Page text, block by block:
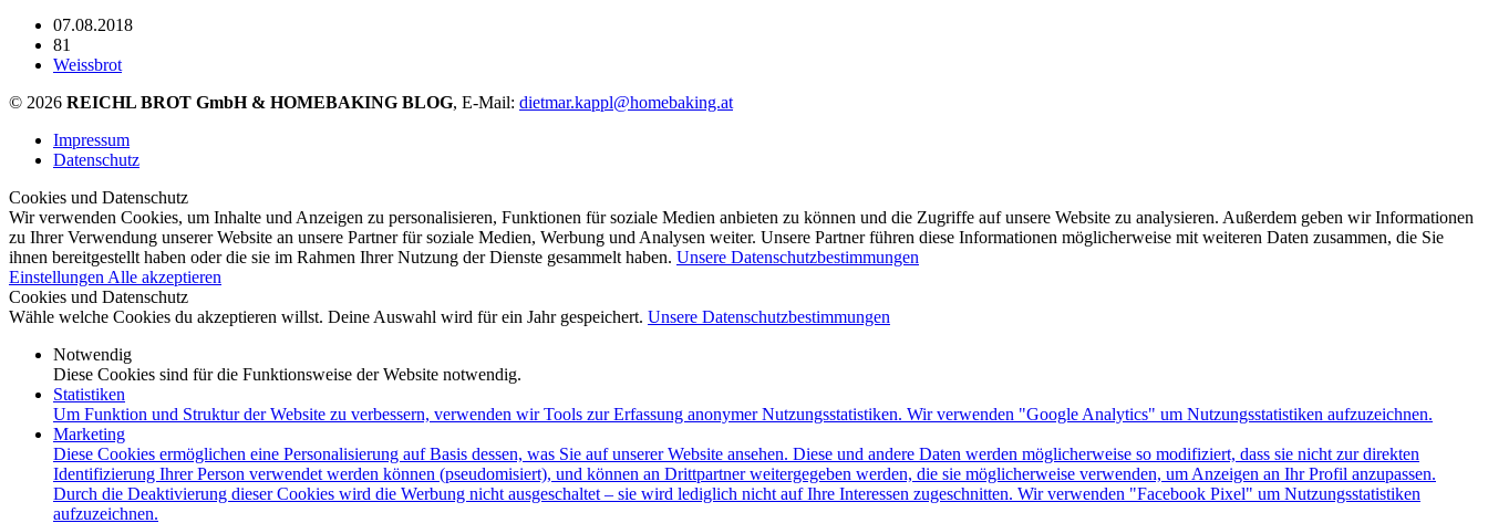
07.08.2018
81
Weissbrot
© 2026 REICHL BROT GmbH & HOMEBAKING BLOG, E-Mail: dietmar.kappl@homebaking.at
Impressum
Datenschutz
Cookies und Datenschutz
Wir verwenden Cookies, um Inhalte und Anzeigen zu personalisieren, Funktionen für soziale Medien anbieten zu können und die Zugriffe auf unsere Website zu analysieren. Außerdem geben wir Informationen
zu Ihrer Verwendung unserer Website an unsere Partner für soziale Medien, Werbung und Analysen weiter. Unsere Partner führen diese Informationen möglicherweise mit weiteren Daten zusammen, die Sie
ihnen bereitgestellt haben oder die sie im Rahmen Ihrer Nutzung der Dienste gesammelt haben. Unsere Datenschutzbestimmungen
Einstellungen Alle akzeptieren
Cookies und Datenschutz
Wähle welche Cookies du akzeptieren willst. Deine Auswahl wird für ein Jahr gespeichert. Unsere Datenschutzbestimmungen
Notwendig
Diese Cookies sind für die Funktionsweise der Website notwendig.
Statistiken
Um Funktion und Struktur der Website zu verbessern, verwenden wir Tools zur Erfassung anonymer Nutzungsstatistiken. Wir verwenden "Google Analytics" um Nutzungsstatistiken aufzuzeichnen.
Marketing
Diese Cookies ermöglichen eine Personalisierung auf Basis dessen, was Sie auf unserer Website ansehen. Diese und andere Daten werden möglicherweise so modifiziert, dass sie nicht zur direkten
Identifizierung Ihrer Person verwendet werden können (pseudomisiert), und können an Drittpartner weitergegeben werden, die sie möglicherweise verwenden, um Anzeigen an Ihr Profil anzupassen.
Durch die Deaktivierung dieser Cookies wird die Werbung nicht ausgeschaltet – sie wird lediglich nicht auf Ihre Interessen zugeschnitten. Wir verwenden "Facebook Pixel" um Nutzungsstatistiken
aufzuzeichnen.